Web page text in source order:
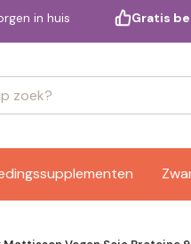
in huis Gratis